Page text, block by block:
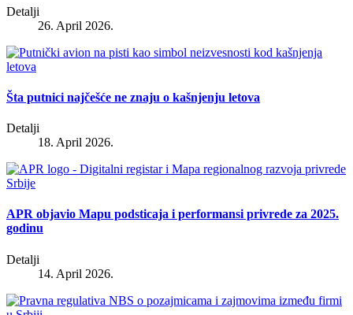
Detalji
26. April 2026.
Šta putnici najčešće ne znaju o kašnjenju letova
Detalji
18. April 2026.
APR objavio Mapu podsticaja i performansi privrede za 2025.
godinu
Detalji
14. April 2026.